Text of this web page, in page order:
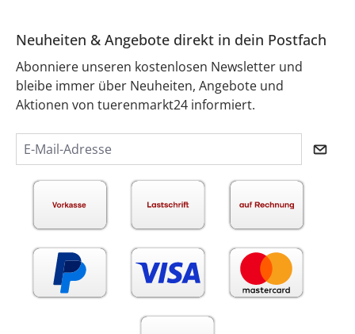
Neuheiten & Angebote direkt in dein Postfach
Abonniere unseren kostenlosen Newsletter und
bleibe immer über Neuheiten, Angebote und
Aktionen von tuerenmarkt24 informiert.